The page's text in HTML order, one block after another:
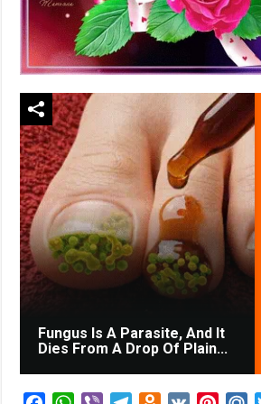
Fungus Is A Parasite, And It
Dies From A Drop Of Plain...